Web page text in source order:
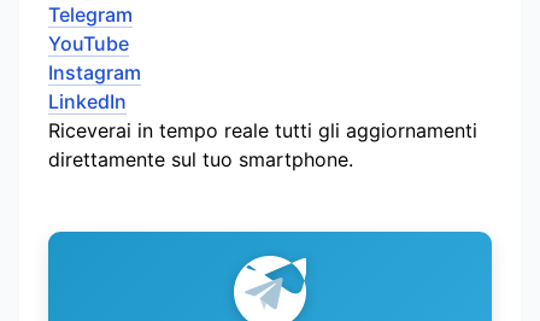
Telegram
YouTube
Instagram
LinkedIn
Riceverai in tempo reale tutti gli aggiornamenti
direttamente sul tuo smartphone.